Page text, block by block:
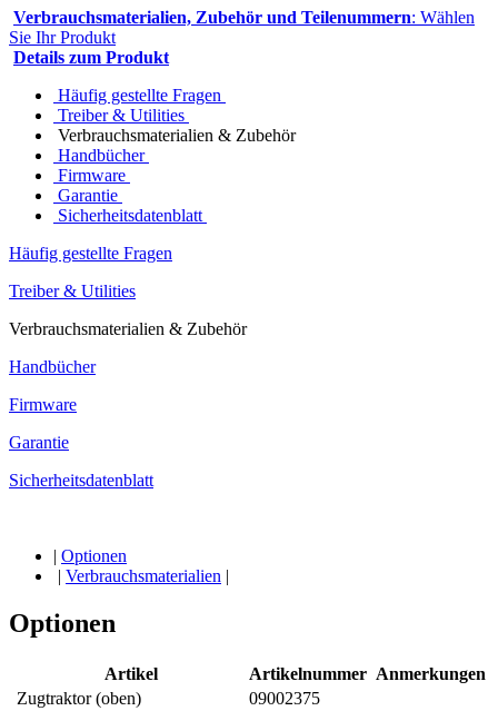
Verbrauchsmaterialien, Zubehör und Teilenummern: Wählen
Sie Ihr Produkt
Details zum Produkt
Häufig gestellte Fragen
Treiber & Utilities
Verbrauchsmaterialien & Zubehör
Handbücher
Firmware
Garantie
Sicherheitsdatenblatt
Häufig gestellte Fragen
Treiber & Utilities
Verbrauchsmaterialien & Zubehör
Handbücher
Firmware
Garantie
Sicherheitsdatenblatt
| Optionen
| Verbrauchsmaterialien |
Optionen
Artikel Artikelnummer Anmerkungen
Zugtraktor (oben)
09002375